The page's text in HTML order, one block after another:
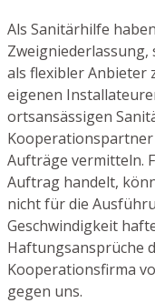
Als Sanitärhilfe
als flexibler Anbieter
eigenen
ortsansässigen
Kooperationspartner
Aufträge vermitteln.
Auftrag handelt,
nicht für die
Geschwindigkeit
Haftungsansprüche
Kooperationsfirma
gegen uns.